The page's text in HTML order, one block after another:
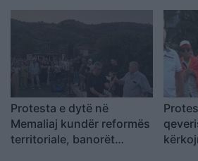
“Nesër do të jemi më
shumë, nuk ndalemi”
Protesta e dytë në
Memaliaj kundër reformës
territoriale, banorët